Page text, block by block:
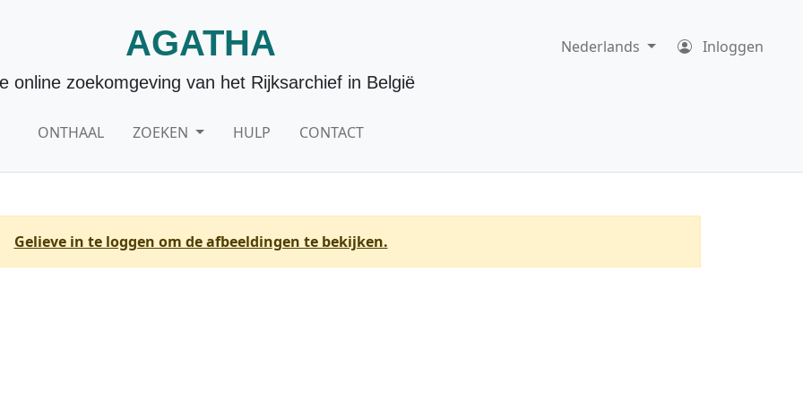
AGATHA
online zoekomgeving van het Rijksarchief in België
ONTHAAL ZOEKEN HULP CONTACT
Nederlands Inloggen
Gelieve in te loggen om de afbeeldingen te bekijken.